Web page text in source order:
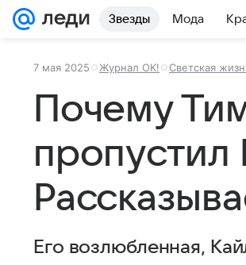
Звезды Мода
7 мая 2025 Журнал OK! Светская
Почему
пропустил
Его возлюбленная,